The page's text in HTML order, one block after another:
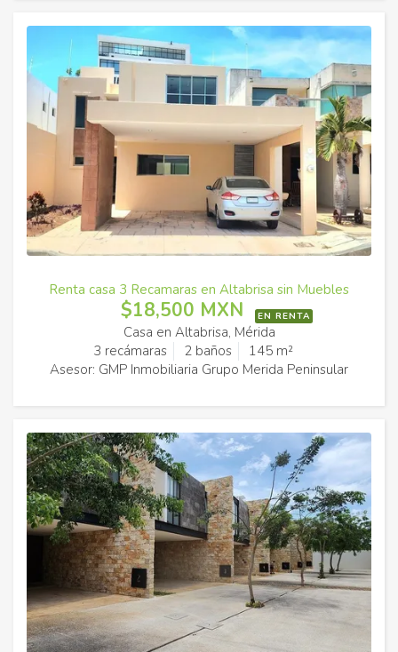
Renta casa 3 Recamaras en Altabrisa sin Muebles
$18,500 MXN EN RENTA
Casa en Altabrisa, Mérida
3 recámaras
2 baños
145 m²
Asesor: GMP Inmobiliaria Grupo Merida Peninsular